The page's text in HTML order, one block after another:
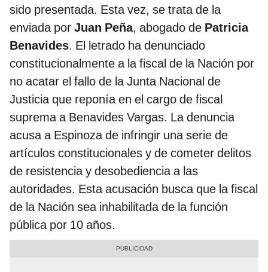
sido presentada. Esta vez, se trata de la
enviada por Juan Peña, abogado de Patricia
Benavides. El letrado ha denunciado
constitucionalmente a la fiscal de la Nación por
no acatar el fallo de la Junta Nacional de
Justicia que reponía en el cargo de fiscal
suprema a Benavides Vargas. La denuncia
acusa a Espinoza de infringir una serie de
artículos constitucionales y de cometer delitos
de resistencia y desobediencia a las
autoridades. Esta acusación busca que la fiscal
de la Nación sea inhabilitada de la función
pública por 10 años.